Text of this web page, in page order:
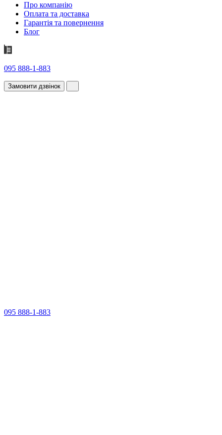
Про компанію
Оплата та доставка
Гарантія та повернення
Блог
095 888-1-883
Замовити дзвінок
095 888-1-883